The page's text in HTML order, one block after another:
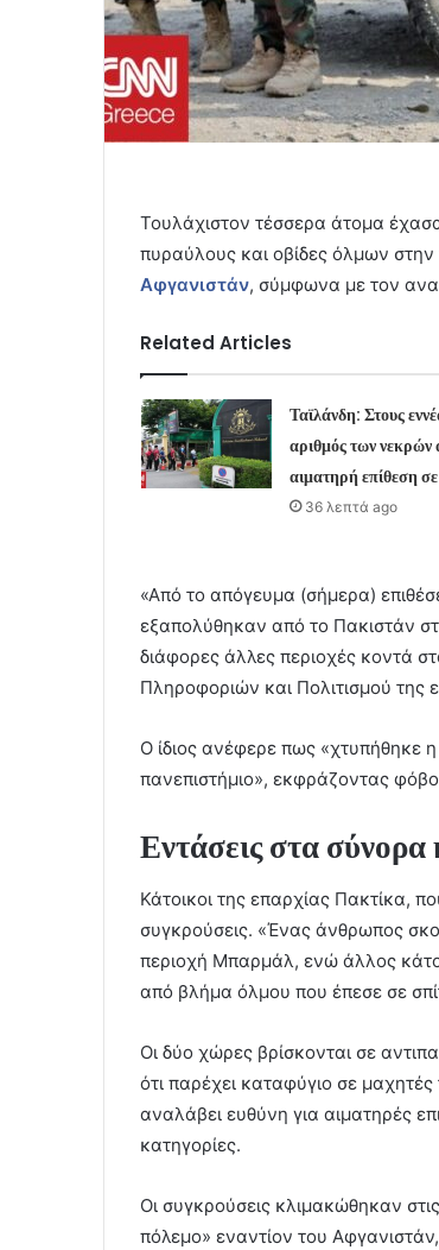
Τουλάχιστον τέσσερα άτομα
πυραύλους και οβίδες όλμων
Αφγανιστάν, σύμφωνα με τον
Related Articles
Ταϊλάνδη: Στους
αριθμός των νεκρών
αιματηρή επίθεση
36 λεπτά ago
«Από το απόγευμα (σήμερα)
εξαπολύθηκαν από το Πακιστάν
διάφορες άλλες περιοχές κοντά
Πληροφοριών και Πολιτισμού της
Ο ίδιος ανέφερε πως «χτυπήθηκε
πανεπιστήμιο», εκφράζοντας
Εντάσεις στα σύνορα
Κάτοικοι της επαρχίας Πακτίκα,
συγκρούσεις. «Ένας άνθρωπος
περιοχή Μπαρμάλ, ενώ άλλος
από βλήμα όλμου που έπεσε σε
Οι δύο χώρες βρίσκονται σε
ότι παρέχει καταφύγιο σε
αναλάβει ευθύνη για αιματηρές
κατηγορίες.
Οι συγκρούσεις κλιμακώθηκαν
πόλεμο» εναντίον του